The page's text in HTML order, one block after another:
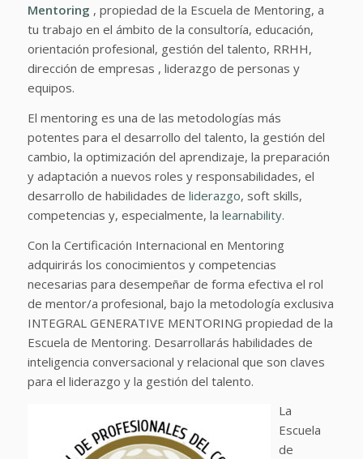
Mentoring , propiedad de la Escuela de Mentoring, a
tu trabajo en el ámbito de la consultoría, educación,
orientación profesional, gestión del talento, RRHH,
dirección de empresas , liderazgo de personas y
equipos.
El mentoring es una de las metodologías más
potentes para el desarrollo del talento, la gestión del
cambio, la optimización del aprendizaje, la preparación
y adaptación a nuevos roles y responsabilidades, el
desarrollo de habilidades de liderazgo, soft skills,
competencias y, especialmente, la learnability.
Con la Certificación Internacional en Mentoring
adquirirás los conocimientos y competencias
necesarias para desempeñar de forma efectiva el rol
de mentor/a profesional, bajo la metodología exclusiva
INTEGRAL GENERATIVE MENTORING propiedad de la
Escuela de Mentoring. Desarrollarás habilidades de
inteligencia conversacional y relacional que son claves
para el liderazgo y la gestión del talento.
La
Escuela
de